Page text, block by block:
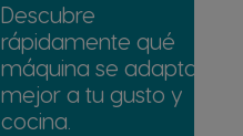
Descubre
rápidamente qué
máquina se adapta
mejor a tu gusto y
cocina.